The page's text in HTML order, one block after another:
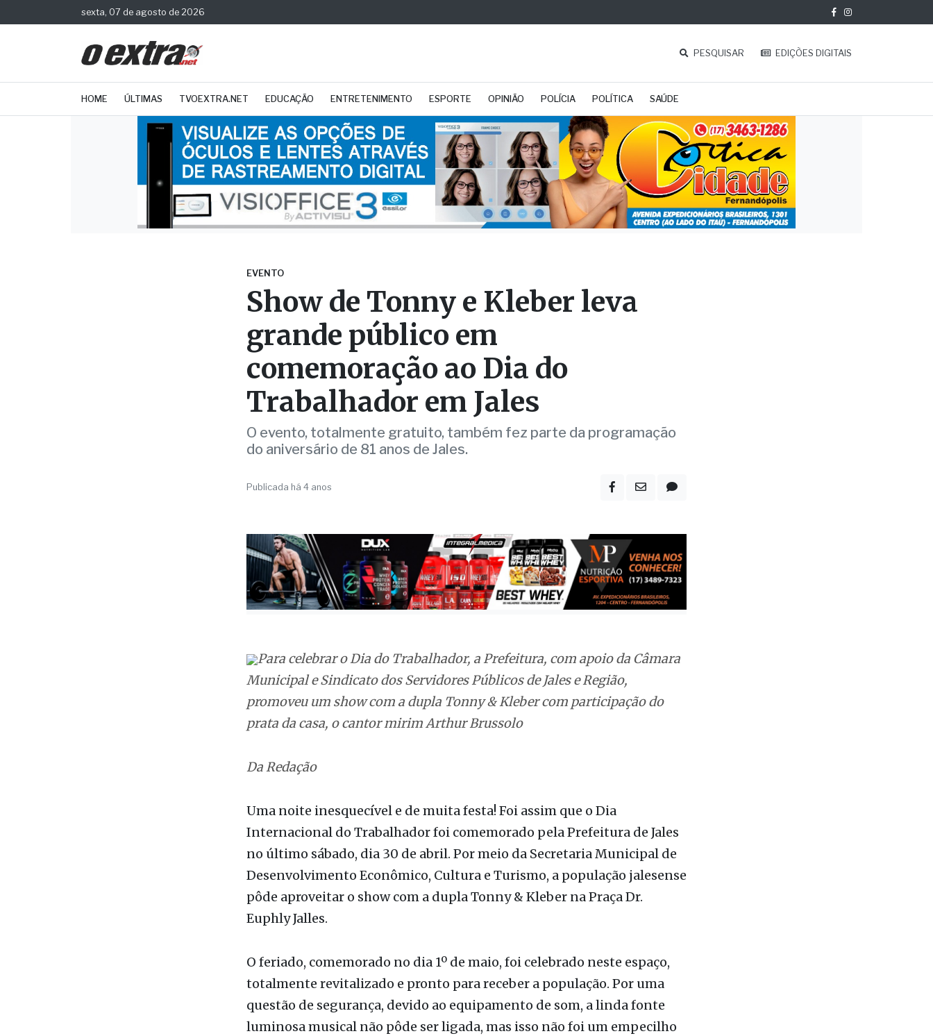
sexta, 07 de agosto de 2026
PESQUISAR EDIÇÕES DIGITAIS
HOME ÚLTIMAS TVOEXTRA.NET EDUCAÇÃO ENTRETENIMENTO ESPORTE OPINIÃO POLÍCIA POLÍTICA SAÚDE
EVENTO
Show de Tonny e Kleber leva
grande público em
comemoração ao Dia do
Trabalhador em Jales
do aniversário de 81 anos de Jales.
Para celebrar o Dia do Trabalhador, a Prefeitura, com apoio da Câmara
Municipal e Sindicato dos Servidores Públicos de Jales e Região,
prata da casa, o cantor mirim Arthur Brussolo
Da Redação
Uma noite inesquecível e de muita festa! Foi assim que o Dia
Internacional do Trabalhador foi comemorado pela Prefeitura de Jales
no último sábado, dia 30 de abril. Por meio da Secretaria Municipal de
Desenvolvimento Econômico, Cultura e Turismo, a população jalesense
Euphly Jalles.
O feriado, comemorado no dia 1º de maio, foi celebrado neste espaço,
totalmente revitalizado e pronto para receber a população. Por uma